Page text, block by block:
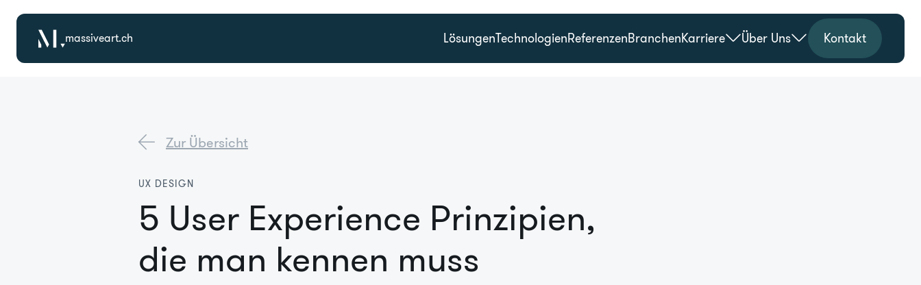
massiveart.ch LösungenTechnologienReferenzenBranchenKarriere Über Uns Kontakt
Zur Übersicht
UX DESIGN
5 User Experience Prinzipien,
die man kennen muss